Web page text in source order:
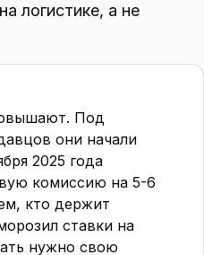
логистике, а не
Под
они начали
2025 года
комиссию на 5-6
кто держит
ставки на
нужно свою